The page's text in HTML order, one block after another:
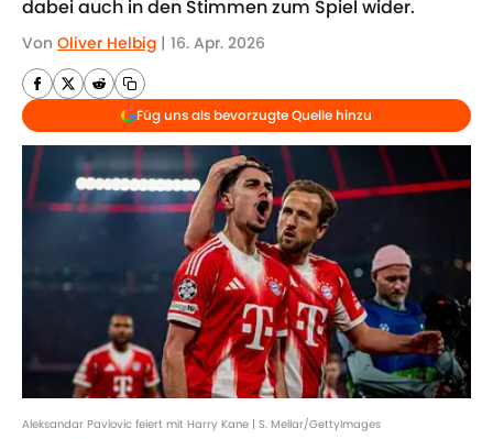
dabei auch in den Stimmen zum Spiel wider.
Von Oliver Helbig | 16. Apr. 2026
Füg uns als bevorzugte Quelle hinzu
Aleksandar Pavlovic feiert mit Harry Kane | S. Mellar/GettyImages